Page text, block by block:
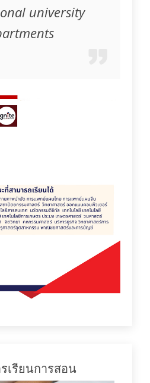
university
เรียนการสอน